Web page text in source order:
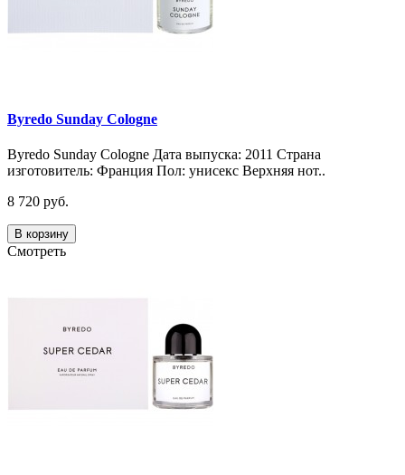
Byredo Sunday Cologne
Byredo Sunday Cologne Дата выпуска: 2011 Страна
изготовитель: Франция Пол: унисекс Верхняя нот..
8 720 руб.
В корзину
Смотреть